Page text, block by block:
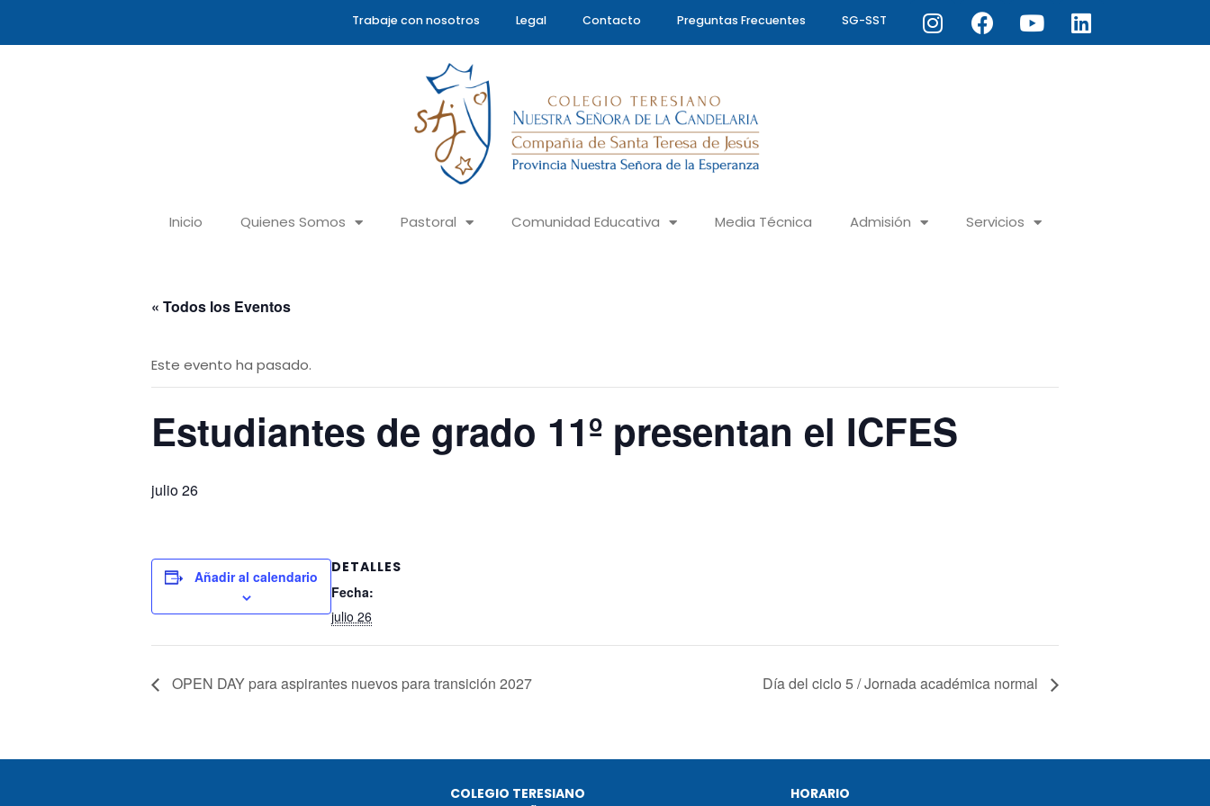
Trabaje con nosotros Legal Contacto Preguntas Frecuentes SG-SST Instagram
Facebook
YoutubeLinkedin
Inicio Quienes Somos Pastoral Comunidad Educativa Media Técnica Admisión Servicios
« Todos los Eventos
Este evento ha pasado.
Estudiantes de grado 11º presentan el ICFES
julio 26
Añadir al calendario
DETALLES
Fecha:
julio 26
OPEN DAY para aspirantes nuevos para transición 2027 Día del ciclo 5 / Jornada académica normal
COLEGIO TERESIANO
HORARIO